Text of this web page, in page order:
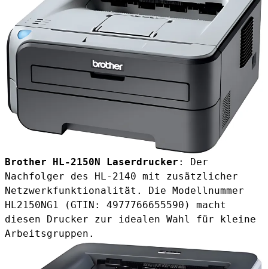
Brother HL-2150N Laserdrucker : Der
Nachfolger des HL-2140 mit zusätzlicher
Netzwerkfunktionalität. Die Modellnummer
HL2150NG1 (GTIN: 4977766655590) macht
diesen Drucker zur idealen Wahl für kleine
Arbeitsgruppen.